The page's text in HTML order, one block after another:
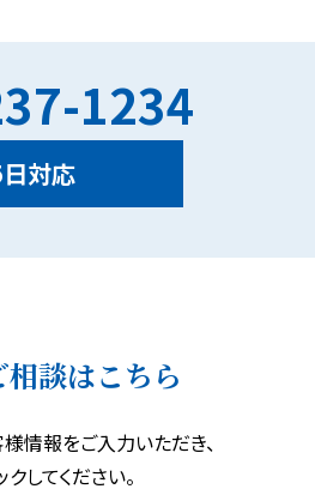
1234
対応
相談はこちら
情報をご入力いただき、
してください。